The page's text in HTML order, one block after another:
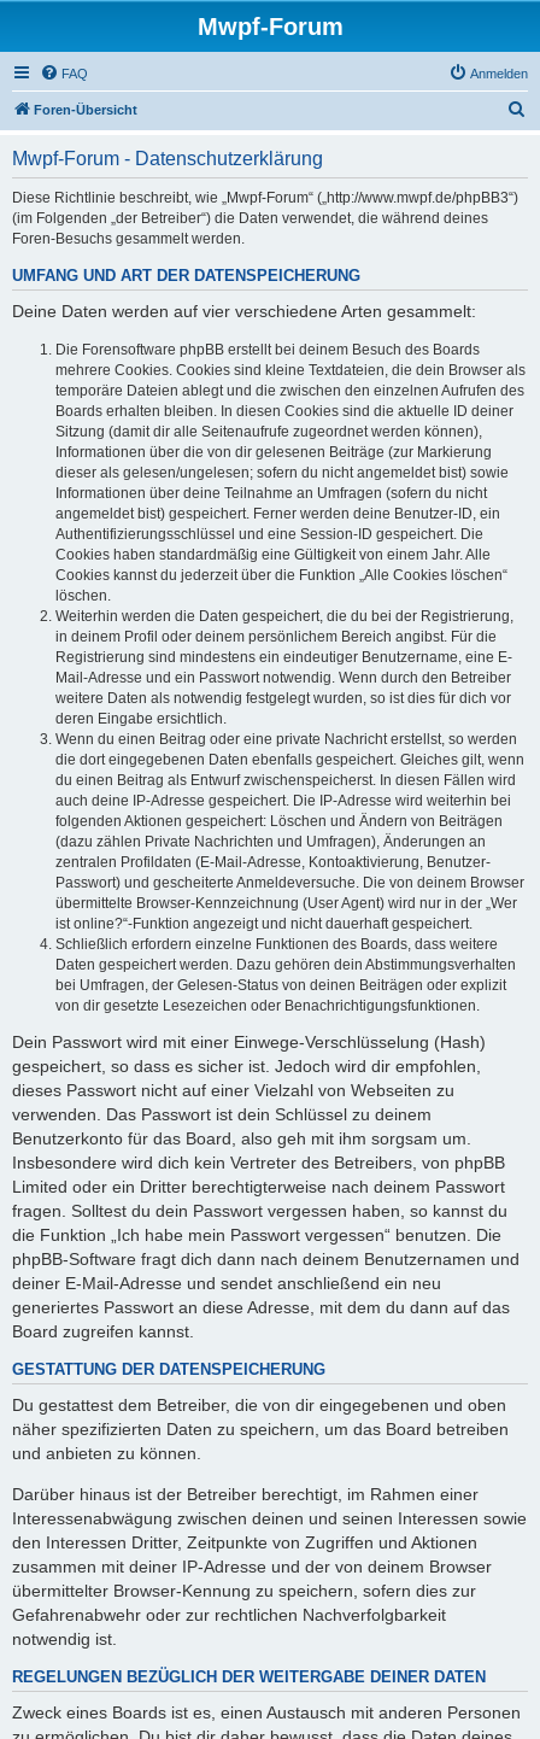
Mwpf-Forum
FAQ Anmelden
Foren-Übersicht
Mwpf-Forum - Datenschutzerklärung
Diese Richtlinie beschreibt, wie „Mwpf-Forum“ („http://www.mwpf.de/phpBB3“)
(im Folgenden „der Betreiber“) die Daten verwendet, die während deines
Foren-Besuchs gesammelt werden.
UMFANG UND ART DER DATENSPEICHERUNG
Deine Daten werden auf vier verschiedene Arten gesammelt:
Die Forensoftware phpBB erstellt bei deinem Besuch des Boards
mehrere Cookies. Cookies sind kleine Textdateien, die dein Browser als
temporäre Dateien ablegt und die zwischen den einzelnen Aufrufen des
Boards erhalten bleiben. In diesen Cookies sind die aktuelle ID deiner
Sitzung (damit dir alle Seitenaufrufe zugeordnet werden können),
Informationen über die von dir gelesenen Beiträge (zur Markierung
dieser als gelesen/ungelesen; sofern du nicht angemeldet bist) sowie
Informationen über deine Teilnahme an Umfragen (sofern du nicht
angemeldet bist) gespeichert. Ferner werden deine Benutzer-ID, ein
Authentifizierungsschlüssel und eine Session-ID gespeichert. Die
Cookies haben standardmäßig eine Gültigkeit von einem Jahr. Alle
Cookies kannst du jederzeit über die Funktion „Alle Cookies löschen“
löschen.
Weiterhin werden die Daten gespeichert, die du bei der Registrierung,
in deinem Profil oder deinem persönlichem Bereich angibst. Für die
Registrierung sind mindestens ein eindeutiger Benutzername, eine E-
Mail-Adresse und ein Passwort notwendig. Wenn durch den Betreiber
weitere Daten als notwendig festgelegt wurden, so ist dies für dich vor
deren Eingabe ersichtlich.
Wenn du einen Beitrag oder eine private Nachricht erstellst, so werden
die dort eingegebenen Daten ebenfalls gespeichert. Gleiches gilt, wenn
du einen Beitrag als Entwurf zwischenspeicherst. In diesen Fällen wird
auch deine IP-Adresse gespeichert. Die IP-Adresse wird weiterhin bei
folgenden Aktionen gespeichert: Löschen und Ändern von Beiträgen
(dazu zählen Private Nachrichten und Umfragen), Änderungen an
zentralen Profildaten (E-Mail-Adresse, Kontoaktivierung, Benutzer-
Passwort) und gescheiterte Anmeldeversuche. Die von deinem Browser
übermittelte Browser-Kennzeichnung (User Agent) wird nur in der „Wer
ist online?“-Funktion angezeigt und nicht dauerhaft gespeichert.
Schließlich erfordern einzelne Funktionen des Boards, dass weitere
Daten gespeichert werden. Dazu gehören dein Abstimmungsverhalten
bei Umfragen, der Gelesen-Status von deinen Beiträgen oder explizit
von dir gesetzte Lesezeichen oder Benachrichtigungsfunktionen.
Dein Passwort wird mit einer Einwege-Verschlüsselung (Hash)
gespeichert, so dass es sicher ist. Jedoch wird dir empfohlen,
dieses Passwort nicht auf einer Vielzahl von Webseiten zu
verwenden. Das Passwort ist dein Schlüssel zu deinem
Benutzerkonto für das Board, also geh mit ihm sorgsam um.
Insbesondere wird dich kein Vertreter des Betreibers, von phpBB
Limited oder ein Dritter berechtigterweise nach deinem Passwort
fragen. Solltest du dein Passwort vergessen haben, so kannst du
die Funktion „Ich habe mein Passwort vergessen“ benutzen. Die
phpBB-Software fragt dich dann nach deinem Benutzernamen und
deiner E-Mail-Adresse und sendet anschließend ein neu
generiertes Passwort an diese Adresse, mit dem du dann auf das
Board zugreifen kannst.
GESTATTUNG DER DATENSPEICHERUNG
Du gestattest dem Betreiber, die von dir eingegebenen und oben
näher spezifizierten Daten zu speichern, um das Board betreiben
und anbieten zu können.
Darüber hinaus ist der Betreiber berechtigt, im Rahmen einer
Interessenabwägung zwischen deinen und seinen Interessen sowie
den Interessen Dritter, Zeitpunkte von Zugriffen und Aktionen
zusammen mit deiner IP-Adresse und der von deinem Browser
übermittelter Browser-Kennung zu speichern, sofern dies zur
Gefahrenabwehr oder zur rechtlichen Nachverfolgbarkeit
notwendig ist.
REGELUNGEN BEZÜGLICH DER WEITERGABE DEINER DATEN
Zweck eines Boards ist es, einen Austausch mit anderen Personen